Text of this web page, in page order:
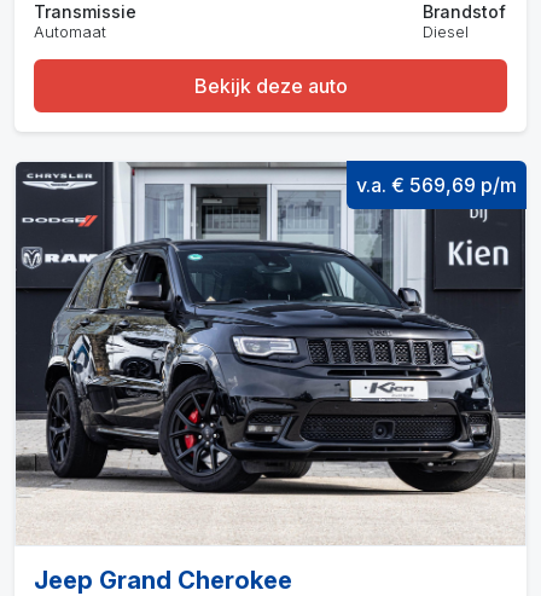
Transmissie
Automaat
Brandstof
Diesel
Bekijk deze auto
v.a. € 569,69 p/m
Jeep Grand Cherokee